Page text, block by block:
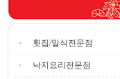
횟집/일식전문점
낙지요리전문점